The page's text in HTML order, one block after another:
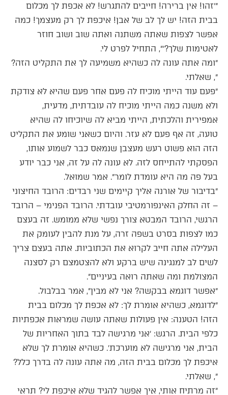
״׳זהו! אין ברירה! חייבים להתגרש! לא אכפת לך מכלום
בבית הזה! יש לך לב של אבן! איכפת לך רק מעצמך! כמה
אפשר לצפות שאתה משתנה ואתה שוב ושוב חוזר
לאטימות שלך?׳״, התחיל לפרט לי.
״ומה אתה עונה לה כשהיא משמיעה לך את התקליט הזה?
״, שאלתי.
״פעם עוד הייתי מוכיח לה פעם אחר פעם שהיא לא צודקת
ולא משנה כמה הייתי מוכיח לה עובדתית, מדעית,
אמפירית והלכתית, הייתי מביא לה שיוכיחו לה שהיא
טועה, זה אף פעם לא עזר. והיום כשאני שומע את התקליט
הזה הוא פשוט רעש מעצבן שנמאס כבר לשמוע אותו,
הפסקתי להתייחס לזה. לא עונה לה על זה, אני כבר יודע
בעל פה מה היא עומדת לומר״. אמר שמואל.
״בדיבור של אורנה אליך קיימים שני רבדים: הרובד החיצוני
– זה החלק האינפורמטיבי עובדתי. הרובד הפנימי – הרובד
הרגשי, הרובד המבטא צורך נפשי שלא ממומש. זה בעצם
כמו לצפות בסרט בשפה זרה, על מנת להבין לעומק את
העלילה אתה חייב לקרוא את הכתוביות. אתה בעצם צריך
לשים לב למנגינה שיש ברקע ולא להצטמצם רק לסצנה
המצולמת ומה שאתה רואה בעיניים״.
״אפשר דוגמא בבקשה? אני לא מבין״, אמר בבלבול.
״לדוגמא, כשהיא אומרת לך: לא אכפת לך מכלום בבית
הזה! הטענה: אין פעולות שאתה עושה שמראות אכפתיות
כלפי הבית. הרגש: ׳אני מרגישה לבד בתוך האחריות של
הבית, אני מרגישה לא מוערכת׳. כשהיא אומרת לך שלא
איכפת לך מכלום בבית הזה, מה אתה עונה לה בדרך כלל?
״, שאלתי.
״זה מרתיח אותי, איך אפשר להגיד שלא איכפת לי? תראי